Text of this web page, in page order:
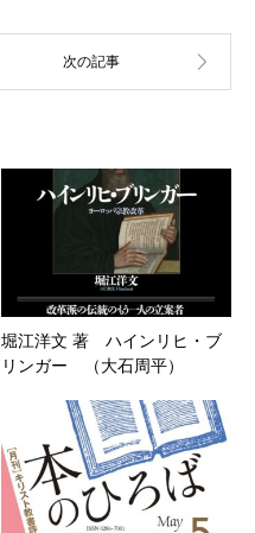
堀江洋文 著 ハインリヒ・ブ
リンガー （大石周平）